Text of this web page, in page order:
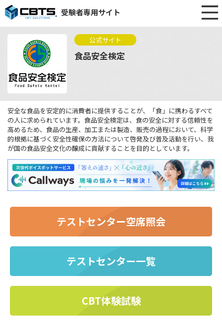
受験者専用サイト
公式サイト
食品安全検定
安全な食品を安定的に消費者に提供することが、「食」に携わるすべて
の人に求められています。食品安全検定は、食の安全に対する信頼性を
高めるため、食品の生産、加工または製造、販売の過程において、科学
的根拠に基づく安全性確保の方法について啓発及び普及活動を行い、我
が国の食品安全文化の醸成に貢献することを目的としています。
テストセンター空席照会
テストセンター一覧
CBT体験試験